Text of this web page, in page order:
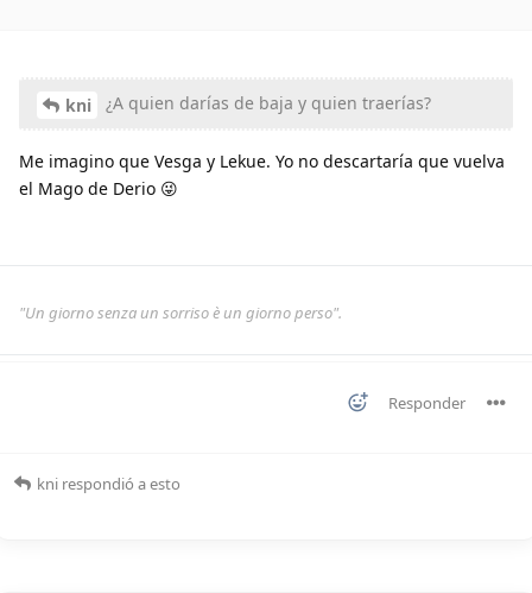
kni ¿A quien darías de baja y quien traerías?
Me imagino que Vesga y Lekue. Yo no descartaría que vuelva
el Mago de Derio 😜
"Un giorno senza un sorriso è un giorno perso".
Responder
kni respondió a esto